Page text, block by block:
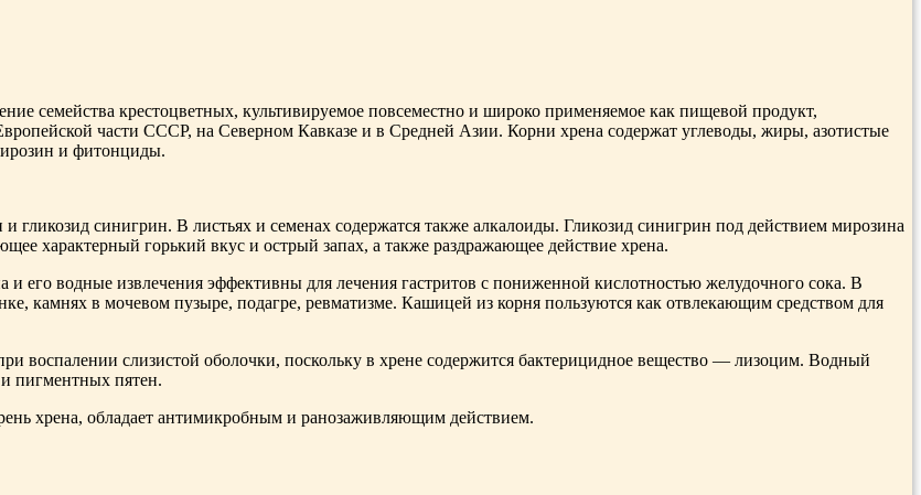
семейства крестоцветных, культивируемое повсеместно и широко применяемое как пищевой продукт,
части СССР, на Северном Кавказе и в Средней Азии. Корни хрена содержат углеводы, жиры, азо­тистые
и фитонциды.
синигрин. В листь­ях и семенах содержатся также алкалоиды. Гликозид синигрин под действием мирозина
характерный горький вкус и острый запах, а также раздра­жающее действие хрена.
и его водные извлечения эффективны для лечения гастритов с пониженной кислотностью желудочного сока. В
камнях в мо­чевом пузыре, подагре, ревматизме. Кашицей из корня пользуются как отвлекающим средством для
воспалении слизистой оболочки, поскольку в хрене содержится бактерицидное вещество — лизоцим. Вод­ный
пигментных пятен.
хрена, обладает антимикробным и ранозаживляющим действием.